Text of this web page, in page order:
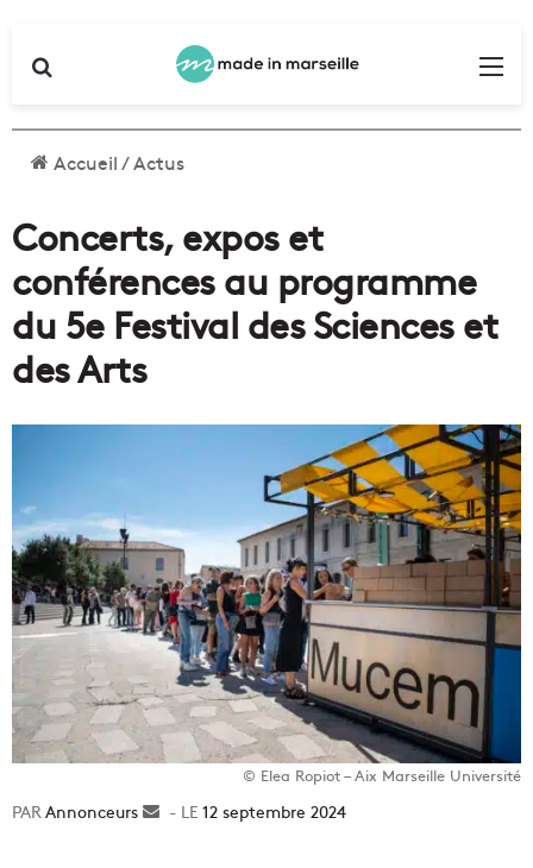
Accueil/Actus
Concerts, expos et
conférences au programme
du 5e Festival des Sciences et
des Arts
© Elea Ropiot – Aix Marseille Université
Annonceurs
Envoyer12 septembre 2024